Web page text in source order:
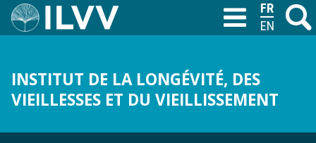
Aller
au
M
INSTITUT DE LA LONGÉVITÉ, DES
VIEILLESSES ET DU VIEILLISSEMENT
T
FRANÇAIS
ENGLISH